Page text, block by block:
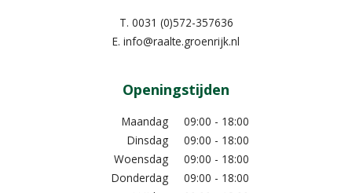
T. 0031 (0)572-357636
E. info@raalte.groenrijk.nl
Openingstijden
Maandag
09:00 - 18:00
Dinsdag
09:00 - 18:00
Woensdag
09:00 - 18:00
Donderdag
09:00 - 18:00